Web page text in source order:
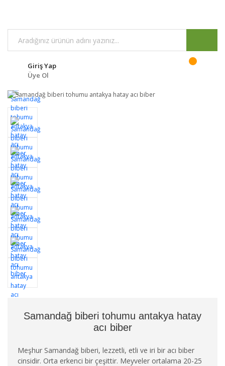
Giriş Yap
Üye Ol
Samandağ biberi tohumu antakya hatay
acı biber
Meşhur Samandağ biberi, lezzetli, etli ve iri bir acı biber
cinsidir. Orta erkenci bir çeşittir. Meyveler ortalama 20-25